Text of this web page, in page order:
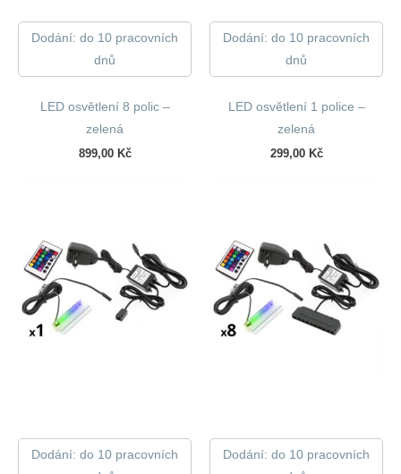
Dodání: do 10 pracovních
dnů
LED osvětlení 8 polic –
zelená
899,00 Kč
Dodání: do 10 pracovních
dnů
LED osvětlení 1 police –
zelená
299,00 Kč
Dodání: do 10 pracovních
Dodání: do 10 pracovních